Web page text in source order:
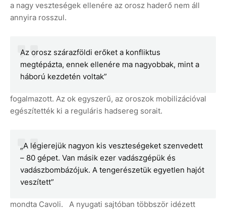
a nagy veszteségek ellenére az orosz haderő nem áll
annyira rosszul.
Az orosz szárazföldi erőket a konfliktus
megtépázta, ennek ellenére ma nagyobbak, mint a
háború kezdetén voltak”
fogalmazott. Az ok egyszerű, az oroszok mobilizációval
egészítették ki a reguláris hadsereg sorait.
„A légierejük nagyon kis veszteségeket szenvedett
– 80 gépet. Van másik ezer vadászgépük és
vadászbombázójuk. A tengerészetük egyetlen hajót
veszített”
mondta Cavoli. A nyugati sajtóban többször idézett